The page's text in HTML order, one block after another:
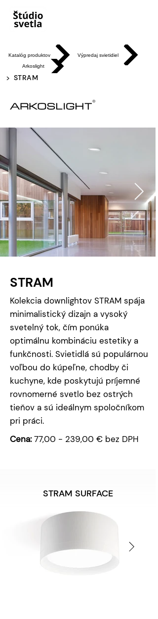
Katalóg produktov
Arkoslight
Výpredaj svietidiel
STRAM
>
STRAM
Kolekcia downlightov STRAM spája
minimalistický dizajn a vysoký
svetelný tok, čím ponúka
optimálnu kombináciu estetiky a
funkčnosti. Svietidlá sú populárnou
voľbou do kúpeľne, chodby či
kuchyne, kde poskytujú príjemné
rovnomerné svetlo bez ostrých
tieňov a sú ideálnym spoločníkom
pri práci.
Cena:77,00 - 239,00 € bez DPH
STRAM SURFACE